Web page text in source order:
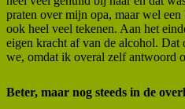
praten over mijn opa, maar wel
ook heel veel tekenen. Aan het
eigen kracht af van de alcohol. Dat
we, omdat ik overal zelf antwoord
Beter, maar nog steeds in de